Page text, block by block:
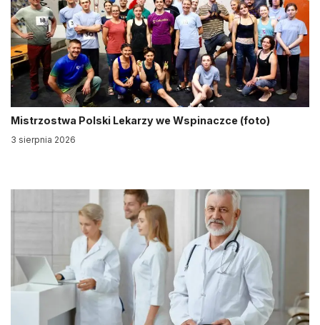
Mistrzostwa Polski Lekarzy we Wspinaczce (foto)
3 sierpnia 2026